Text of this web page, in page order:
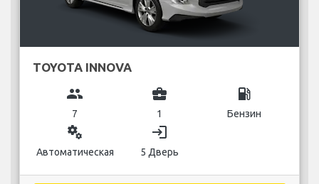
TOYOTA INNOVA
group
7
business_center
1
local_gas_station
Бензин
miscellaneous_services
Автоматическая
login
5 Дверь